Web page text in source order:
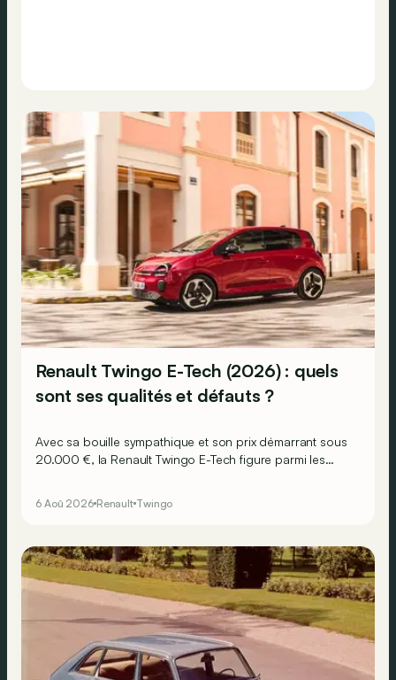
Renault Twingo E-Tech (2026) : quels
sont ses qualités et défauts ?
Avec sa bouille sympathique et son prix démarrant sous
20.000 €, la Renault Twingo E-Tech figure parmi les
principaux points forts… et ses quelques faiblesses.
6 Aoû 2026 Renault Twingo